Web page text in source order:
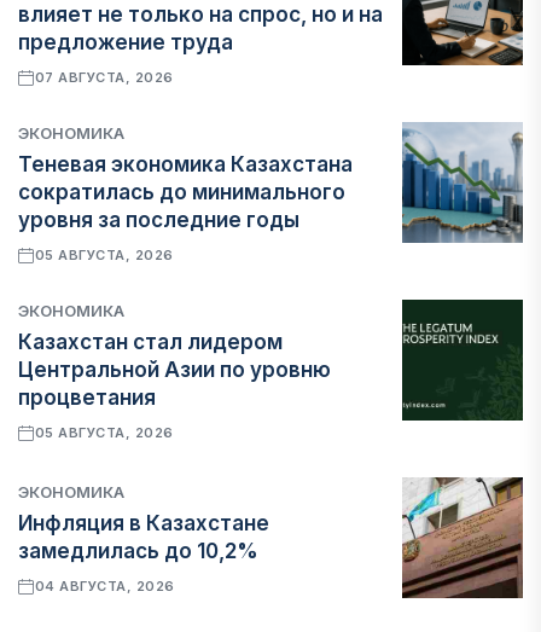
влияет не только на спрос, но и на
предложение труда
07 АВГУСТА, 2026
ЭКОНОМИКА
Теневая экономика Казахстана
сократилась до минимального
уровня за последние годы
05 АВГУСТА, 2026
ЭКОНОМИКА
Казахстан стал лидером
Центральной Азии по уровню
процветания
05 АВГУСТА, 2026
ЭКОНОМИКА
Инфляция в Казахстане
замедлилась до 10,2%
04 АВГУСТА, 2026